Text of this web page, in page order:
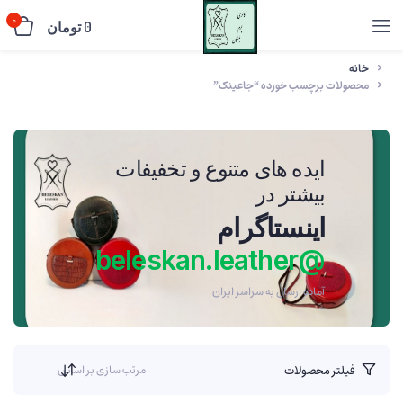
0 تومان 0
خانه
محصولات برچسب خورده “جاعینک”
ایده های متنوع و تخفیفات
بیشتر در
اینستاگرام
@beleskan.leather
آماده ارسال به سراسر ایران
فیلتر محصولات مرتب سازی بر اساس